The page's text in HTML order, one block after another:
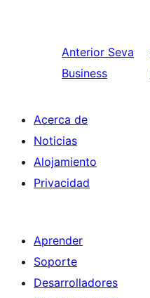
Anterior Seva
Business
Acerca de
Noticias
Alojamiento
Privacidad
Aprender
Soporte
Desarrolladores